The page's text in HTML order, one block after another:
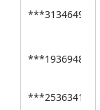
***31346496**
***19369484**
***25363410**